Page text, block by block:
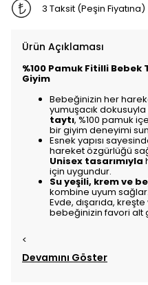
3 Taksit (Peşin Fiyatına)
Ürün Açıklaması
%100 Pamuk Fitilli Bebek
Giyim
Bebeğinizin her
yumuşacık
taytı, %100 pamuk
bir giyim deneyimi
Esnek yapısı
hareket özgürlüğü
Unisex tasarımıyla
için uygundur.
Su yeşili, krem ve
kombine uyum sağlar.
Evde, dışarıda,
bebeğinizin favori alt
<
Devamını Göster